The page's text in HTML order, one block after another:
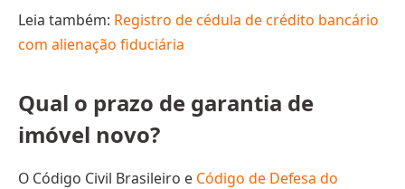
Leia também: Registro de cédula de crédito bancário
com alienação fiduciária
Qual o prazo de garantia de
imóvel novo?
O Código Civil Brasileiro e Código de Defesa do